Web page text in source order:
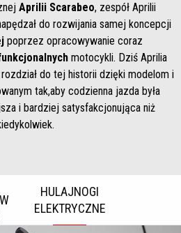
Aprilii Scarabeo, zespół Aprilii
do rozwijania samej koncepcji
poprzez opracowywanie coraz
motocykli. Dziś Aprilia
do tej historii dzięki modelom i
tak,aby codzienna jazda była
i bardziej satysfakcjonująca niż
HULAJNOGI
ELEKTRYCZNE